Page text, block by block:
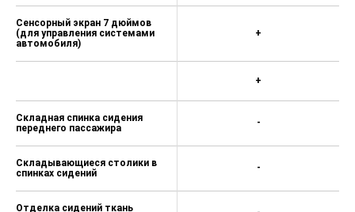
Сенсорный экран 7 дюймов
(для управления системами
автомобиля)
Складная спинка сидения
переднего пассажира
Складывающиеся столики в
спинках сидений
Отделка сидений ткань
+
+
-
-